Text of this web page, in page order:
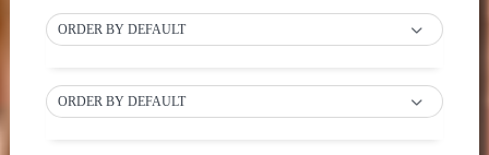
ORDER BY DEFAULT
ORDER BY DEFAULT